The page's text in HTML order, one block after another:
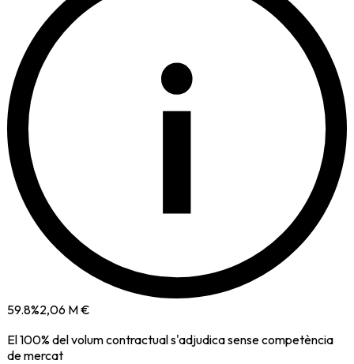
i
59.8%2,06 M €
El100% del volum contractual s'adjudica sense competència
de mercat